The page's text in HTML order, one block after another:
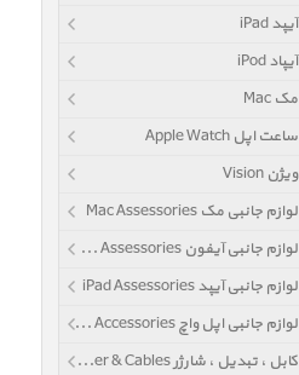
آیپد iPad
آیپاد iPod
مک Mac
ساعت اپل Apple Watch
ویژن Vision
لوازم جانبی مک Mac Assessories
لوازم جانبی آیفون iPhone Assessories
لوازم جانبی آیپد iPad Assessories
لوازم جانبی اپل واچ Apple Watch Accessories
کابل ، تبدیل ، شارژر Power & Cables